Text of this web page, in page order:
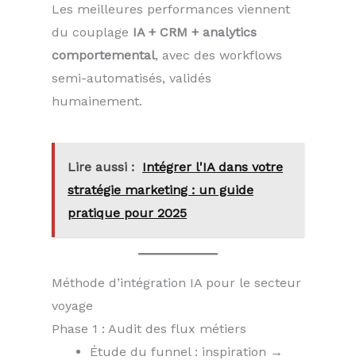
Les meilleures performances viennent
du couplage IA + CRM + analytics
comportemental, avec des workflows
semi-automatisés, validés
humainement.
Lire aussi : Intégrer l'IA dans votre
stratégie marketing : un guide
pratique pour 2025
Méthode d’intégration IA pour le secteur
voyage
Phase 1 : Audit des flux métiers
Étude du funnel : inspiration →